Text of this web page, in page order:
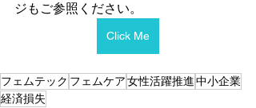
ジもご参照ください。
Click Me
フェムテック フェムケア女性活躍推進中小企業
経済損失